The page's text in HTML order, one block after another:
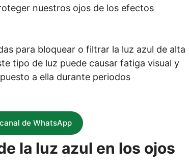
nuestros ojos de los efectos
para bloquear o filtrar la luz azul de alta
tipo de luz puede causar fatiga visual y
a ella durante periodos
de WhatsApp
la luz azul en los ojos